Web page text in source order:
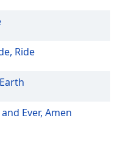
Ride
Ever, Amen